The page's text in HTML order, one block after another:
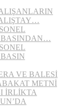
BASINDAN…
VE BALESİ
METNİ
İRLİKTA